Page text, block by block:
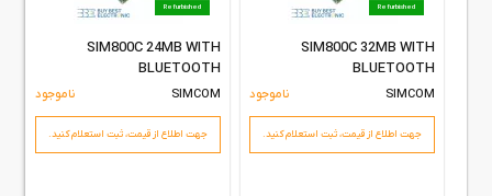
Refurbished
SIM800C 24MB WITH
BLUETOOTH
SIMCOM ناموجود
جهت اطلاع از قیمت،‌ ثبت استعلام کنید.
Refurbished
SIM800C 32MB WITH
BLUETOOTH
SIMCOM ناموجود
جهت اطلاع از قیمت،‌ ثبت استعلام کنید.